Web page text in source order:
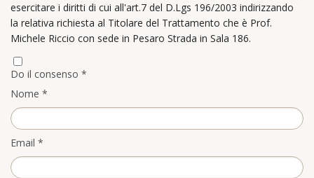
esercitare i diritti di cui all'art.7 del D.Lgs 196/2003 indirizzando
la relativa richiesta al Titolare del Trattamento che è Prof.
Michele Riccio con sede in Pesaro Strada in Sala 186.
Do il consenso *
Nome *
Email *